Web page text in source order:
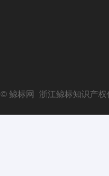
© 鲸标网 浙江鲸标知识产